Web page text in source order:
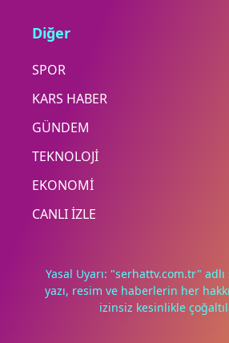
Diğer
SPOR
KARS HABER
GÜNDEM
TEKNOLOJİ
EKONOMİ
CANLI İZLE
Yasal Uyarı: "serhattv.com.tr"
yazı, resim ve haberlerin her
izinsiz kesinlikle